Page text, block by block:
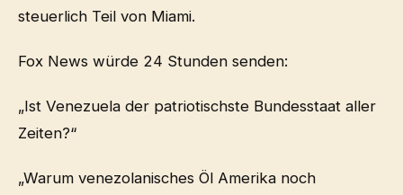
steuerlich Teil von Miami.
Fox News würde 24 Stunden senden:
„Ist Venezuela der patriotischste Bundesstaat aller
Zeiten?“
„Warum venezolanisches Öl Amerika noch